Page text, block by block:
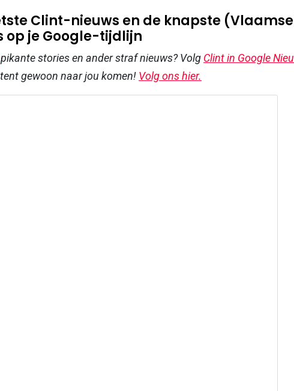
Clint-nieuws en de knapste
op je Google-tijdlijn
pikante stories en ander straf nieuws? Volg Clint in Google
gewoon naar jou komen! Volg ons hier.